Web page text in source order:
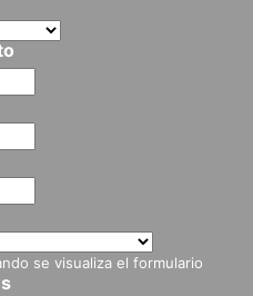
se visualiza el formulario